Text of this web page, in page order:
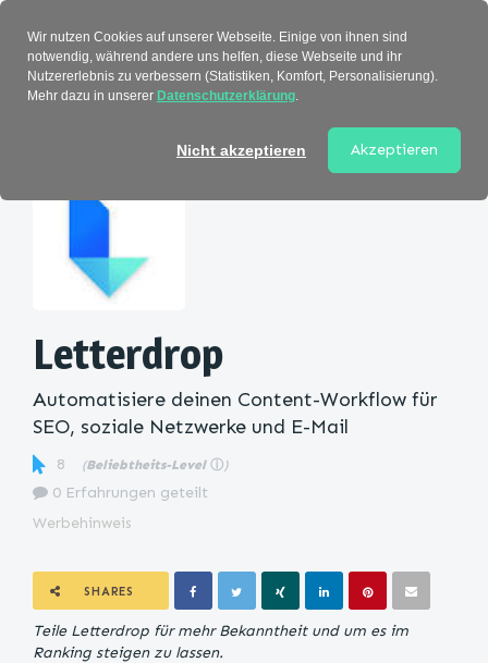
Letterdrop
Automatisiere deinen Content-Workflow für
SEO, soziale Netzwerke und E-Mail
8 (Beliebtheits-Level ⓘ )
0 Erfahrungen geteilt
Werbehinweis
SHARES
Teile Letterdrop für mehr Bekanntheit und um es im
Ranking steigen zu lassen.
Wir nutzen Cookies auf unserer Webseite. Einige von ihnen sind
notwendig, während andere uns helfen, diese Webseite und ihr
Nutzererlebnis zu verbessern (Statistiken, Komfort, Personalisierung).
Mehr dazu in unserer Datenschutzerklärung.
Nicht akzeptieren Akzeptieren